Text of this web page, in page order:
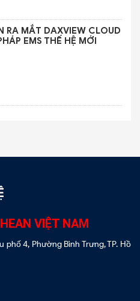
RA MẮT DAXVIEW CLOUD
EMS THẾ HỆ MỚI
VIỆT NAM
4, Phường Bình Trưng, TP. Hồ